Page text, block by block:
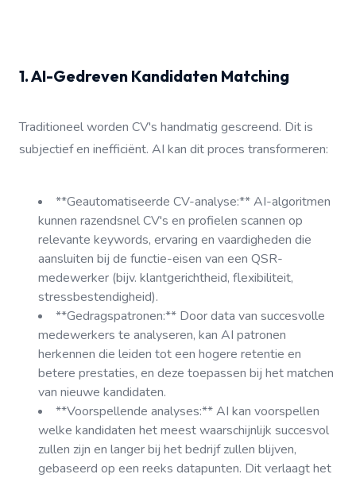
1. AI-Gedreven Kandidaten Matching
Traditioneel worden CV's handmatig gescreend. Dit is
subjectief en inefficiënt. AI kan dit proces transformeren:
**Geautomatiseerde CV-analyse:** AI-algoritmen
kunnen razendsnel CV's en profielen scannen op
relevante keywords, ervaring en vaardigheden die
aansluiten bij de functie-eisen van een QSR-
medewerker (bijv. klantgerichtheid, flexibiliteit,
stressbestendigheid).
**Gedragspatronen:** Door data van succesvolle
medewerkers te analyseren, kan AI patronen
herkennen die leiden tot een hogere retentie en
betere prestaties, en deze toepassen bij het matchen
van nieuwe kandidaten.
**Voorspellende analyses:** AI kan voorspellen
welke kandidaten het meest waarschijnlijk succesvol
zullen zijn en langer bij het bedrijf zullen blijven,
gebaseerd op een reeks datapunten. Dit verlaagt het